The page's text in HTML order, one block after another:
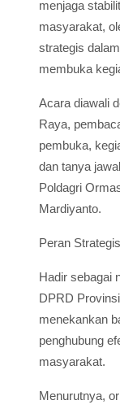
menjaga
masyarakat,
strategis
membuka
Acara diawali
Raya,
pembuka,
dan tanya
Poldagri
Mardiyanto.
Peran
Hadir sebagai
DPRD
menekankan
penghubung
masyarakat.
Menurutnya,